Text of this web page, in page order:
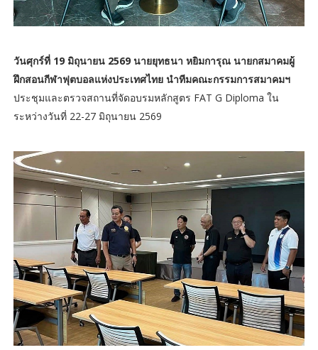
วันศุกร์ที่ 19 มิถุนายน 2569 นายยุทธนา หยิมการุณ นายกสมาคมผู้
ฝึกสอนกีฬาฟุตบอลแห่งประเทศไทย นำทีมคณะกรรมการสมาคมฯ
ประชุมและตรวจสถานที่จัดอบรมหลักสูตร FAT G Diploma ใน
ระหว่างวันที่ 22-27 มิถุนายน 2569